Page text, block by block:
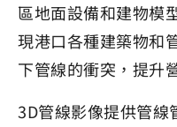
區地面設備和建物模
現港口各種建築物和
下管線的衝突，提升
3D管線影像提供管線